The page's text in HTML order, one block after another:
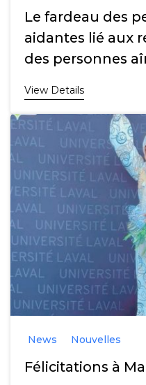
Le fardeau des
aidantes lié aux
des personnes
View Details
News Nouvelles
Félicitations à